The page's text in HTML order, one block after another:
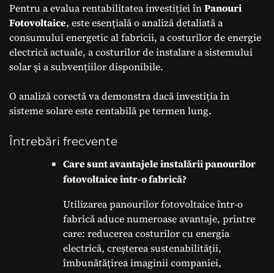
Pentru a evalua rentabilitatea investiției înPanouri
Fotovoltaice, este esențială o analiză detaliată a
consumului energetic al fabricii, a costurilor de energie
electrică actuale, a costurilor de instalare a sistemului
solar și a subvențiilor disponibile.
O analiză corectă va demonstra dacă investiția în
sisteme solare este rentabilă pe termen lung.
Întrebări frecvente
Care sunt avantajele instalării panourilor
fotovoltaice într-o fabrică?
Utilizarea panourilor fotovoltaice într-o
fabrică aduce numeroase avantaje, printre
care: reducerea costurilor cu energia
electrică, creșterea sustenabilității,
îmbunătățirea imaginii companiei,